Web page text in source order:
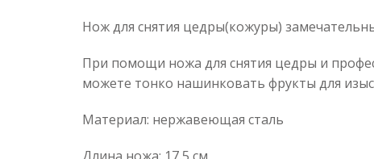
Нож для снятия цедры(кожуры)
При помощи ножа для снятия цедры и
можете тонко нашинковать фрукты для
Материал: нержавеющая сталь